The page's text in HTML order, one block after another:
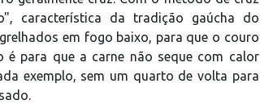
característica da tradição gaúcha do
em fogo baixo, para que o couro
para que a carne não seque com calor
exemplo, sem um quarto de volta para